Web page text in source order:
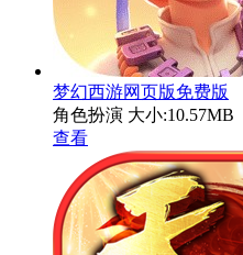
梦幻西游网页版免费版
角色扮演 大小:10.57MB
查看